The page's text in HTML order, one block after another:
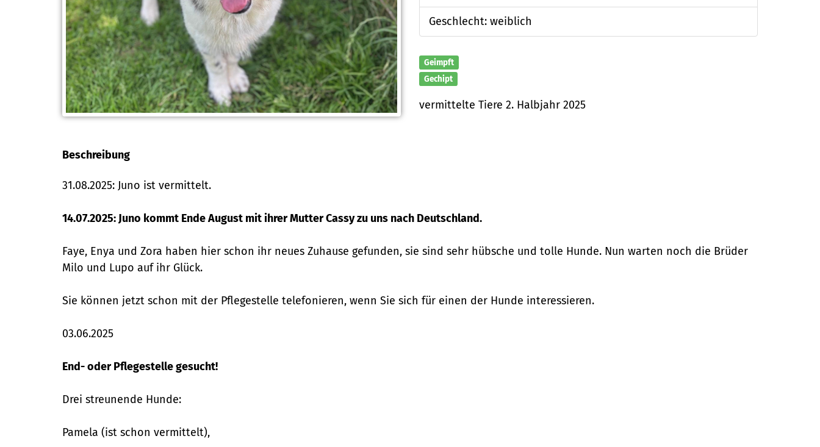
Geschlecht: weiblich
Geimpft
Gechipt
vermittelte Tiere 2. Halbjahr 2025
Beschreibung
31.08.2025: Juno ist vermittelt.
14.07.2025: Juno kommt Ende August mit ihrer Mutter Cassy zu uns nach Deutschland.
Faye, Enya und Zora haben hier schon ihr neues Zuhause gefunden, sie sind sehr hübsche und tolle Hunde. Nun warten noch die Brüder
Milo und Lupo auf ihr Glück.
Sie können jetzt schon mit der Pflegestelle telefonieren, wenn Sie sich für einen der Hunde interessieren.
03.06.2025
End- oder Pflegestelle gesucht!
Drei streunende Hunde:
Pamela (ist schon vermittelt),